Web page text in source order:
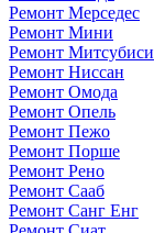
Ремонт Мерседес
Ремонт Мини
Ремонт Митсубиси
Ремонт Ниссан
Ремонт Омода
Ремонт Опель
Ремонт Пежо
Ремонт Порше
Ремонт Рено
Ремонт Сааб
Ремонт Санг Енг